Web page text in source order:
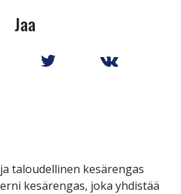
Jaa
taloudellinen kesärengas
kesärengas, joka yhdistää